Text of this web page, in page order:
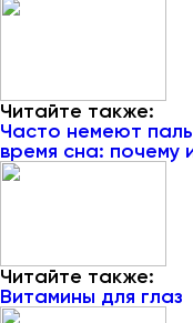
Читайте также:
Часто немеют
время сна: почему
Читайте также:
Витамины для глаз